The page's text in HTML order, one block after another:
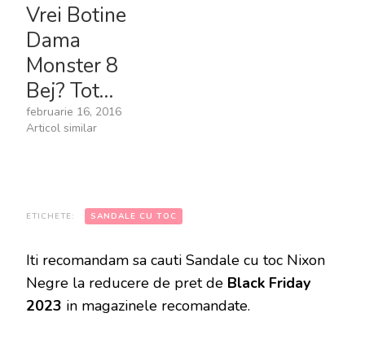
Vrei Botine
Dama
Monster 8
Bej? Tot…
februarie 16, 2016
Articol similar
ETICHETE: SANDALE CU TOC
Iti recomandam sa cauti Sandale cu toc Nixon
Negre la reducere de pret de Black Friday
2023 in magazinele recomandate.